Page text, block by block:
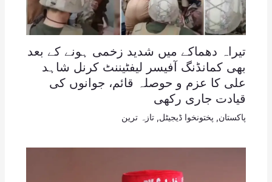
تیراہ دھماکے میں شدید زخمی ہونے کے بعد
بھی کمانڈنگ آفیسر لیفٹیننٹ کرنل شاہد
علی کا عزم و حوصلہ قائم، جوانوں کی
قیادت جاری رکھی
پاکستان پختونخوا ڈیجیٹل تازہ ترین